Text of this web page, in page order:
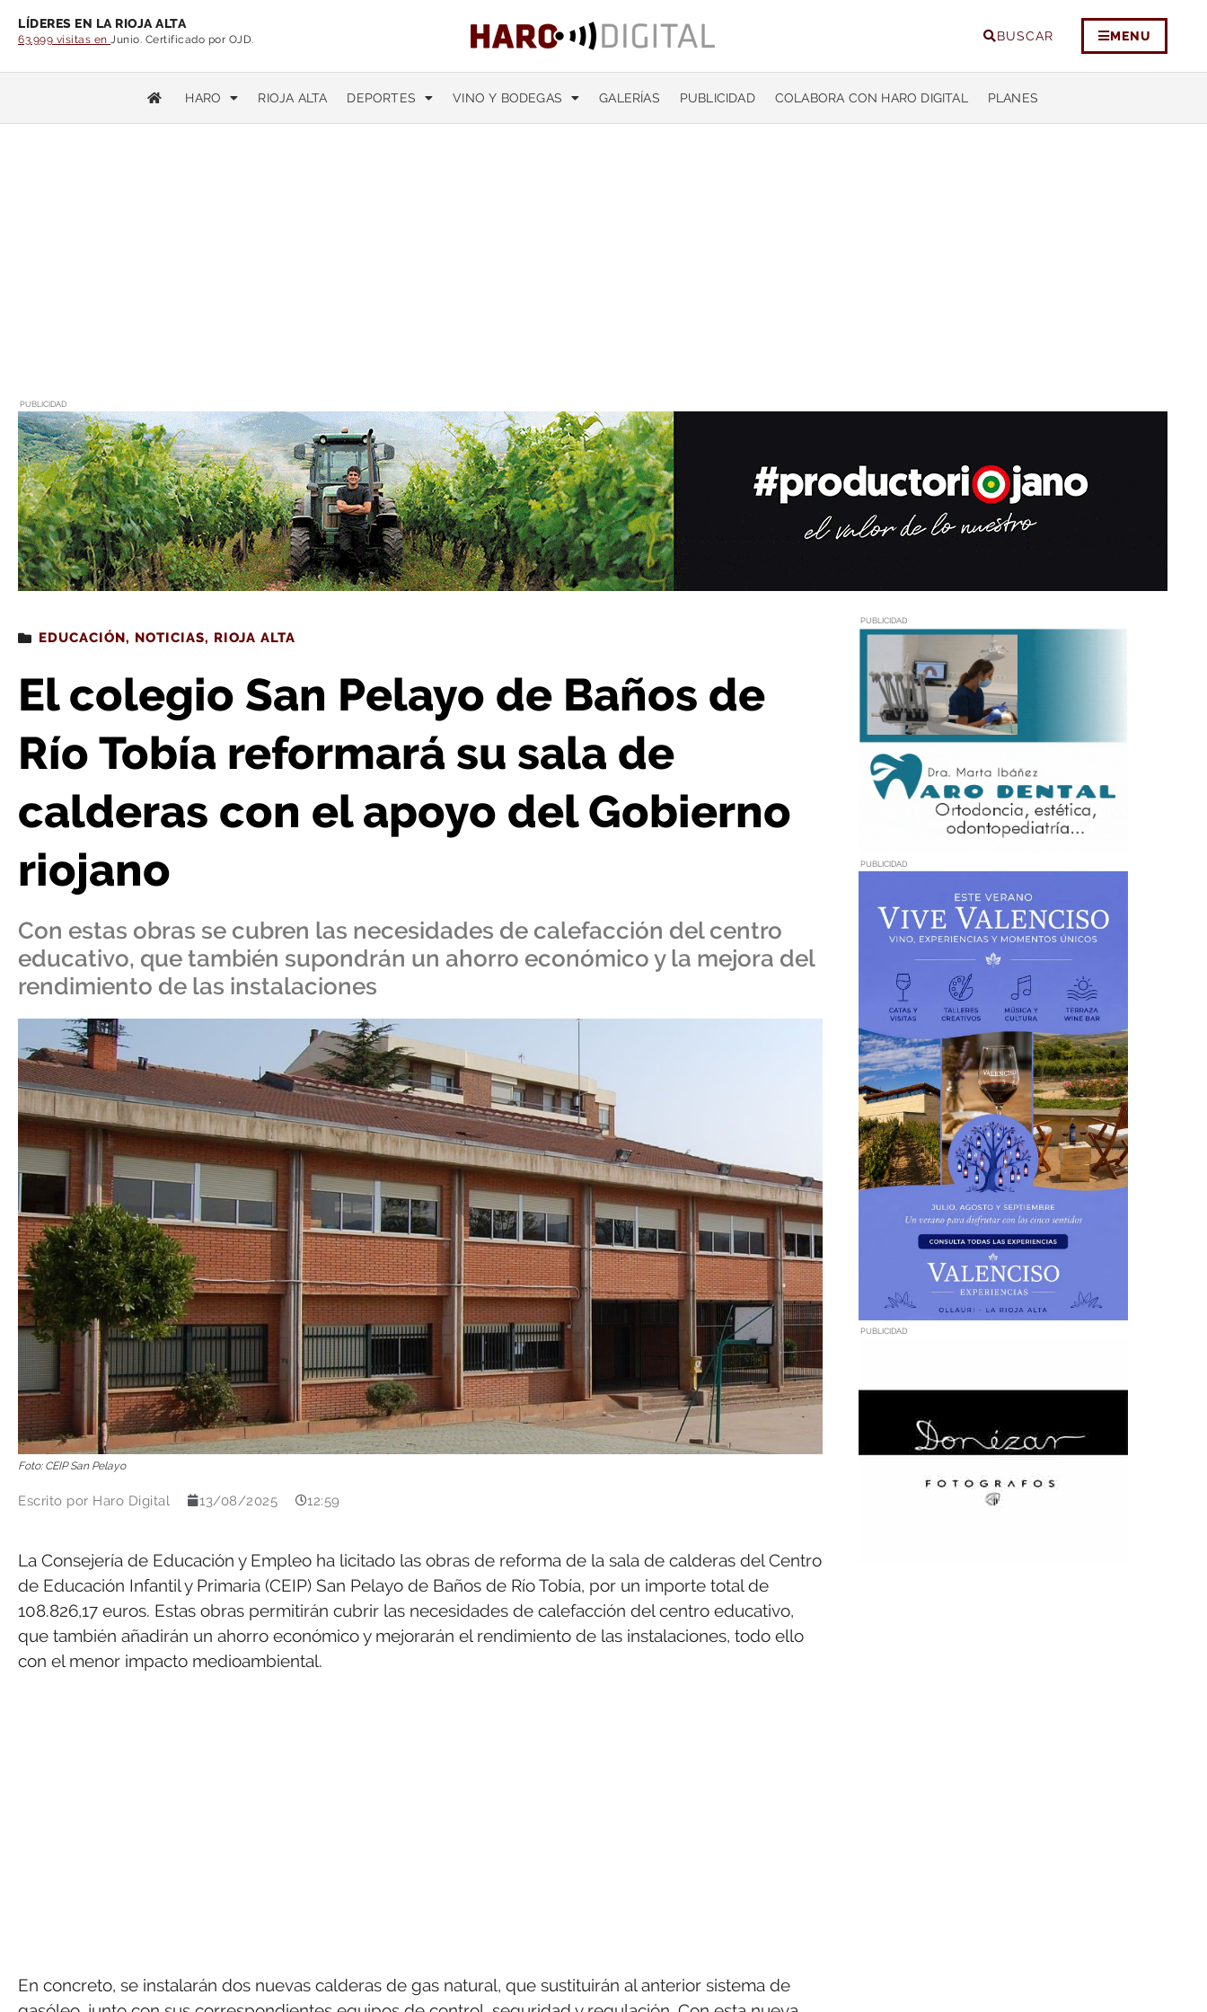
LÍDERES EN LA RIOJA ALTA
63.999 visitas en Junio. Certificado por OJD. BUSCAR MENU
HARO RIOJA ALTA DEPORTES VINO Y BODEGAS GALERÍAS PUBLICIDAD COLABORA CON HARO DIGITAL PLANES
PUBLICIDAD
Estás leyendo: El colegio San Pelayo de Baños de Río Tobía reformará su sala de calderas con el apoyo del Gobierno riojano
EDUCACIÓN, NOTICIAS, RIOJA ALTA
El colegio San Pelayo de Baños de
Río Tobía reformará su sala de
calderas con el apoyo del Gobierno
riojano
Con estas obras se cubren las necesidades de calefacción del centro
educativo, que también supondrán un ahorro económico y la mejora del
rendimiento de las instalaciones
Foto: CEIP San Pelayo
Escrito por Haro Digital 13/08/2025 12:59
La Consejería de Educación y Empleo ha licitado las obras de reforma de la sala de calderas del Centro
de Educación Infantil y Primaria (CEIP) San Pelayo de Baños de Río Tobía, por un importe total de
108.826,17 euros. Estas obras permitirán cubrir las necesidades de calefacción del centro educativo,
que también añadirán un ahorro económico y mejorarán el rendimiento de las instalaciones, todo ello
con el menor impacto medioambiental.
En concreto, se instalarán dos nuevas calderas de gas natural, que sustituirán al anterior sistema de
PUBLICIDAD
PUBLICIDAD
PUBLICIDAD